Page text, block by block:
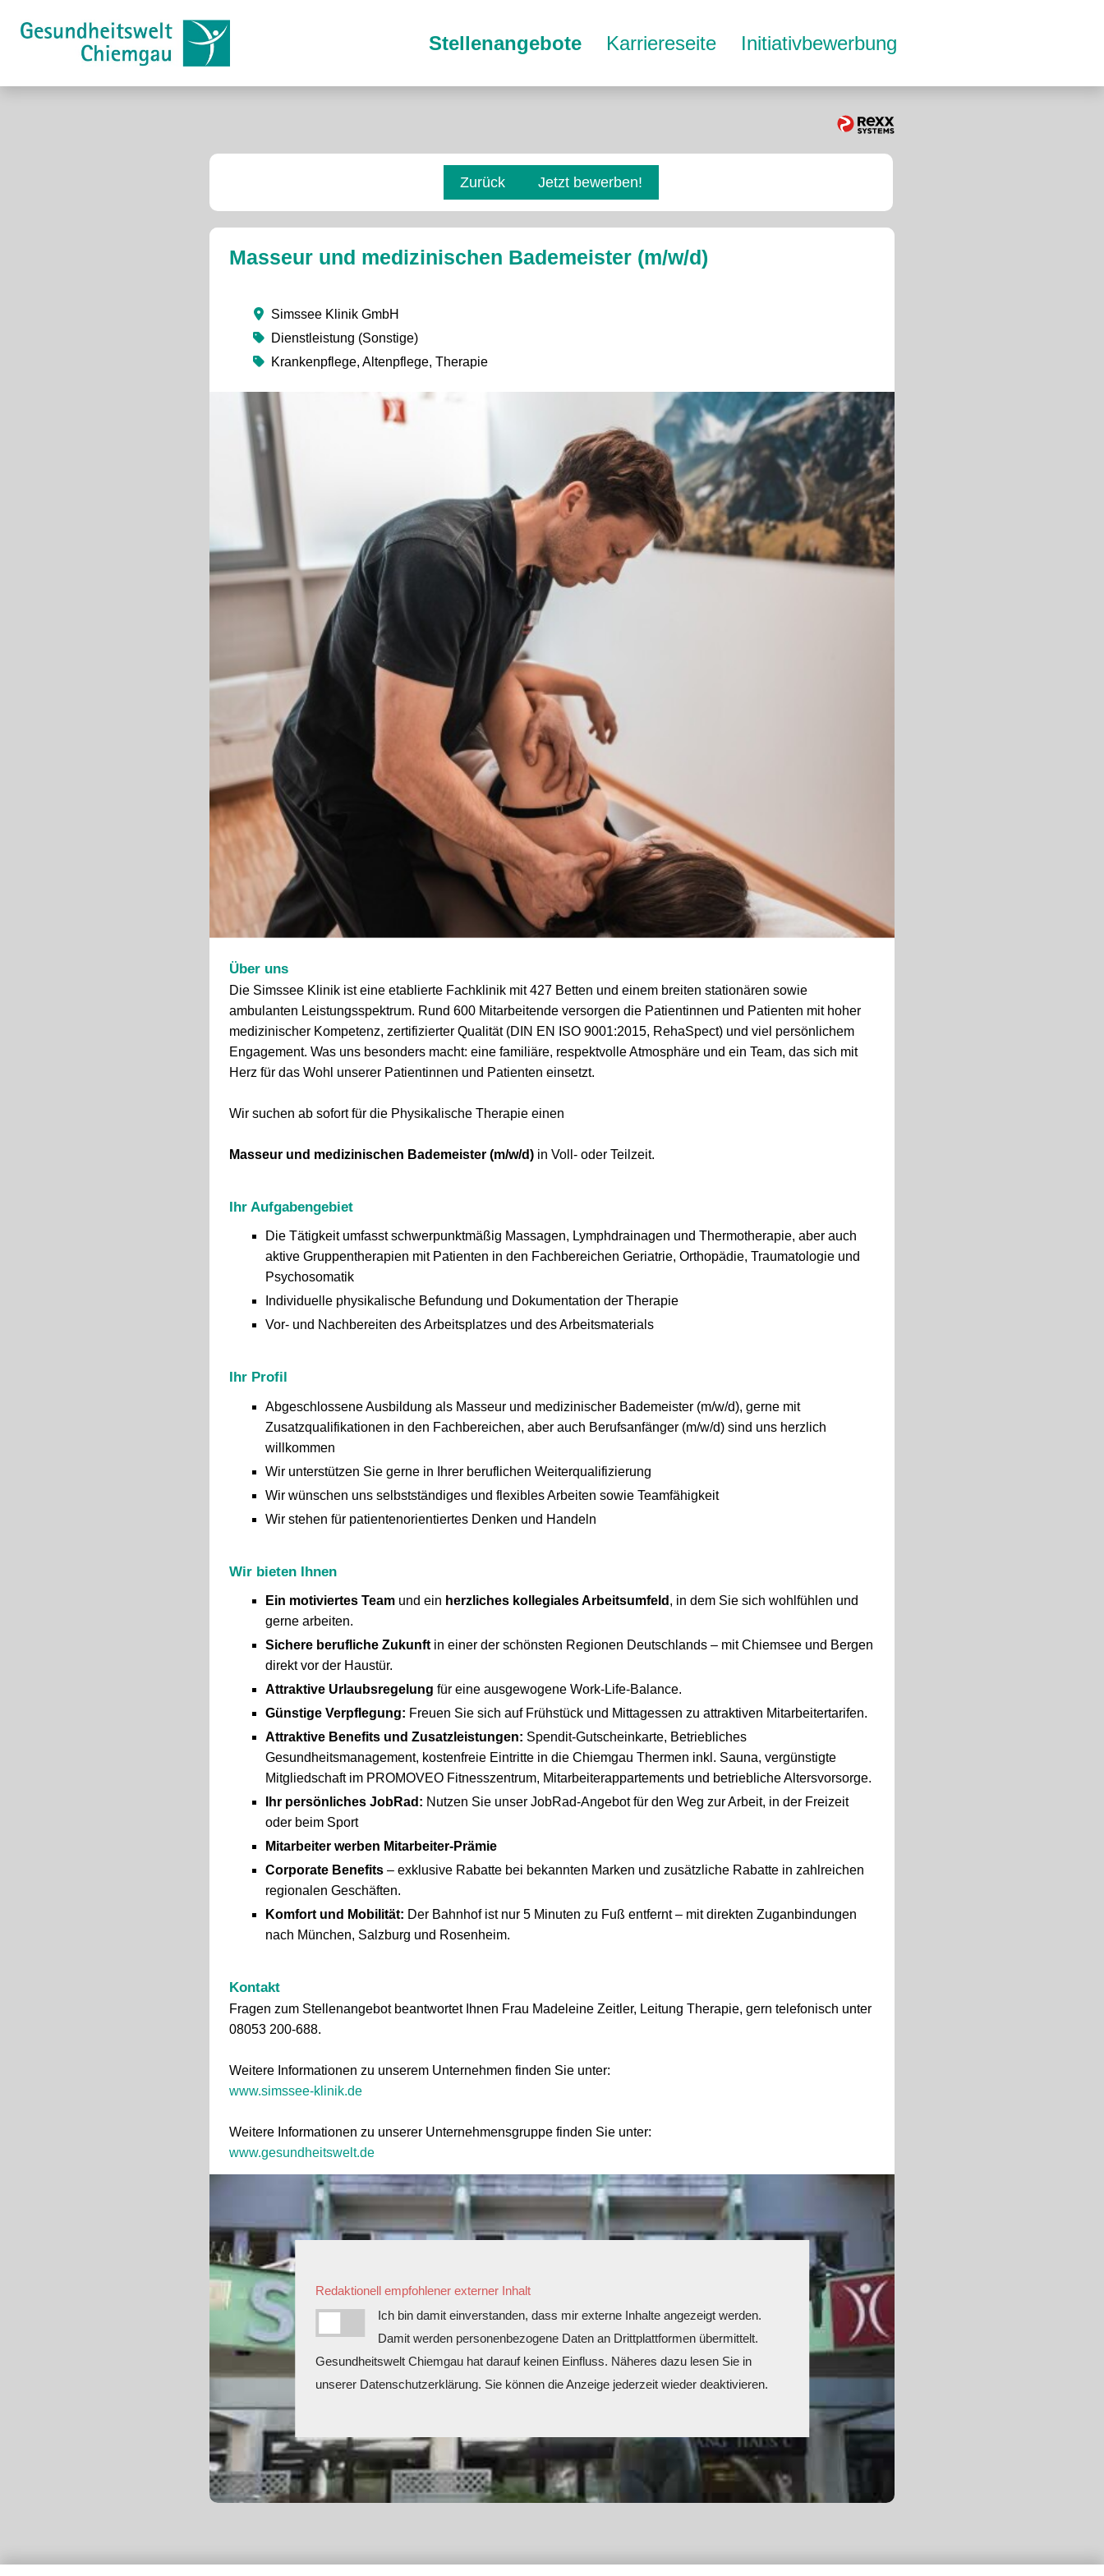
Stellenangebote Karriereseite Initiativbewerbung
Zurück Jetzt bewerben!
Masseur und medizinischen Bademeister (m/w/d)
Simssee Klinik GmbH
Dienstleistung (Sonstige)
Krankenpflege, Altenpflege, Therapie
Über uns
Die Simssee Klinik ist eine etablierte Fachklinik mit 427 Betten und einem breiten stationären sowie
ambulanten Leistungsspektrum. Rund 600 Mitarbeitende versorgen die Patientinnen und Patienten mit hoher
medizinischer Kompetenz, zertifizierter Qualität (DIN EN ISO 9001:2015, RehaSpect) und viel persönlichem
Engagement. Was uns besonders macht: eine familiäre, respektvolle Atmosphäre und ein Team, das sich mit
Herz für das Wohl unserer Patientinnen und Patienten einsetzt.
Wir suchen ab sofort für die Physikalische Therapie einen
Masseur und medizinischen Bademeister (m/w/d) in Voll- oder Teilzeit.
Ihr Aufgabengebiet
Die Tätigkeit umfasst schwerpunktmäßig Massagen, Lymphdrainagen und Thermotherapie, aber auch
aktive Gruppentherapien mit Patienten in den Fachbereichen Geriatrie, Orthopädie, Traumatologie und
Psychosomatik
Individuelle physikalische Befundung und Dokumentation der Therapie
Vor- und Nachbereiten des Arbeitsplatzes und des Arbeitsmaterials
Ihr Profil
Abgeschlossene Ausbildung als Masseur und medizinischer Bademeister (m/w/d), gerne mit
Zusatzqualifikationen in den Fachbereichen, aber auch Berufsanfänger (m/w/d) sind uns herzlich
willkommen
Wir unterstützen Sie gerne in Ihrer beruflichen Weiterqualifizierung
Wir wünschen uns selbstständiges und flexibles Arbeiten sowie Teamfähigkeit
Wir stehen für patientenorientiertes Denken und Handeln
Wir bieten Ihnen
Ein motiviertes Teamund ein herzliches kollegiales Arbeitsumfeld , in dem Sie sich wohlfühlen und
gerne arbeiten.
Sichere berufliche Zukunftin einer der schönsten Regionen Deutschlands – mit Chiemsee und Bergen
direkt vor der Haustür.
Attraktive Urlaubsregelung für eine ausgewogene Work-Life-Balance.
Günstige Verpflegung: Freuen Sie sich auf Frühstück und Mittagessen zu attraktiven Mitarbeitertarifen.
Attraktive Benefits und Zusatzleistungen: Spendit-Gutscheinkarte, Betriebliches
Gesundheitsmanagement, kostenfreie Eintritte in die Chiemgau Thermen inkl. Sauna, vergünstigte
Mitgliedschaft im PROMOVEO Fitnesszentrum, Mitarbeiterappartements und betriebliche Altersvorsorge.
Ihr persönliches JobRad: Nutzen Sie unser JobRad-Angebot für den Weg zur Arbeit, in der Freizeit
oder beim Sport
Mitarbeiter werben Mitarbeiter-Prämie
Corporate Benefits– exklusive Rabatte bei bekannten Marken und zusätzliche Rabatte in zahlreichen
regionalen Geschäften.
Komfort und Mobilität: Der Bahnhof ist nur 5 Minuten zu Fuß entfernt – mit direkten Zuganbindungen
nach München, Salzburg und Rosenheim.
Kontakt
Fragen zum Stellenangebot beantwortet Ihnen Frau Madeleine Zeitler, Leitung Therapie, gern telefonisch unter
08053 200-688.
Weitere Informationen zu unserem Unternehmen finden Sie unter:
www.simssee-klinik.de
Weitere Informationen zu unserer Unternehmensgruppe finden Sie unter:
www.gesundheitswelt.de
Redaktionell empfohlener externer Inhalt
Ich bin damit einverstanden, dass mir externe Inhalte angezeigt werden.
Damit werden personenbezogene Daten an Drittplattformen übermittelt.
Gesundheitswelt Chiemgau hat darauf keinen Einfluss. Näheres dazu lesen Sie in
unserer Datenschutzerklärung. Sie können die Anzeige jederzeit wieder deaktivieren.